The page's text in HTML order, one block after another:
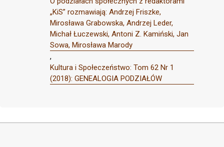
„KiS” rozmawiają: Andrzej Friszke,
Mirosława Grabowska, Andrzej Leder,
Michał Łuczewski, Antoni Z. Kamiński, Jan
Sowa, Mirosława Marody
,
Kultura i Społeczeństwo: Tom 62 Nr 1
(2018): GENEALOGIA PODZIAŁÓW